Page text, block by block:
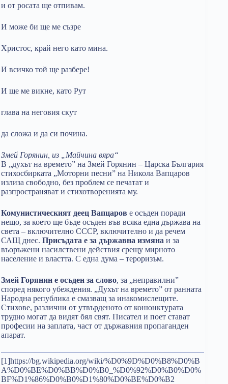
и от росата ще отпивам.
И може би ще ме съзре
Христос, край него като мина.
И всичко той ще разбере!
И ще ме викне, като Рут
глава на неговия скут
да сложа и да си почина.
Змей Горянин, из „Майчина вяра“
В „духът на времето” на Змей Горянин – Царска България
стихосбирката „Моторни песни” на Никола Вапцаров
излиза свободно, без проблем се печатат и
разпространяват и стихотворенията му.
Комунистическият деец Вапцаров е осъден поради
нещо, за което ще бъде осъден във всяка една държава на
света – включително СССР, включително и да речем
САЩ днес. Присъдата е за държавна измяна и за
въоръжени насилствени действия срещу мирното
население и властта. С една дума – тероризъм.
Змей Горянин е осъден за слово, за „неправилни”
според някого убеждения. „Духът на времето” от ранната
Народна република е смазващ за инакомислещите.
Стихове, различни от утвърденото от конюнктурата
трудно могат да видят бял свят. Писател и поет стават
професии на заплата, част от държавния пропаганден
апарат.
[1]https://bg.wikipedia.org/wiki/%D0%9D%D0%B8%D0%B
A%D0%BE%D0%BB%D0%B0_%D0%92%D0%B0%D0%
BF%D1%86%D0%B0%D1%80%D0%BE%D0%B2